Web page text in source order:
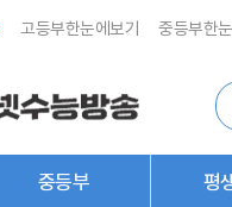
고등부한눈에보기 중등부한
통
합
색
중등부 평